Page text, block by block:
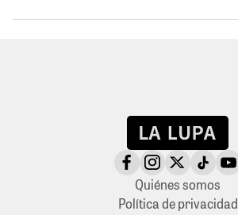
Quiénes somos
Política de privacidad